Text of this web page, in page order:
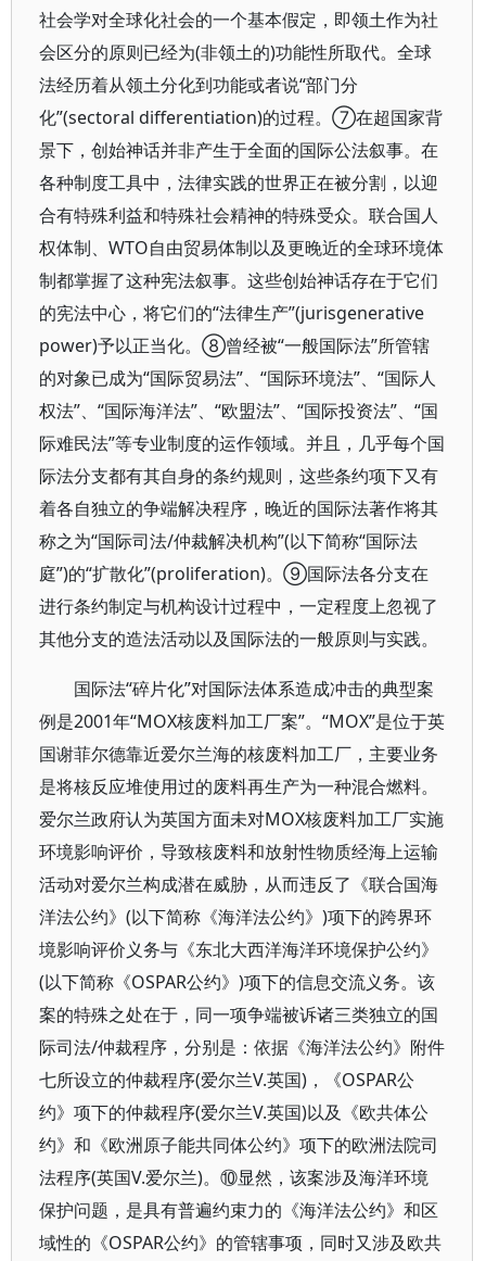
社会学对全球化社会的一个基本假定，即领土作为社
会区分的原则已经为(非领土的)功能性所取代。全球
法经历着从领土分化到功能或者说“部门分
化”(sectoral differentiation)的过程。⑦在超国家背
景下，创始神话并非产生于全面的国际公法叙事。在
各种制度工具中，法律实践的世界正在被分割，以迎
合有特殊利益和特殊社会精神的特殊受众。联合国人
权体制、WTO自由贸易体制以及更晚近的全球环境体
制都掌握了这种宪法叙事。这些创始神话存在于它们
的宪法中心，将它们的“法律生产”(jurisgenerative
power)予以正当化。⑧曾经被“一般国际法”所管辖
的对象已成为“国际贸易法”、“国际环境法”、“国际人
权法”、“国际海洋法”、“欧盟法”、“国际投资法”、“国
际难民法”等专业制度的运作领域。并且，几乎每个国
际法分支都有其自身的条约规则，这些条约项下又有
着各自独立的争端解决程序，晚近的国际法著作将其
称之为“国际司法/仲裁解决机构”(以下简称“国际法
庭”)的“扩散化”(proliferation)。⑨国际法各分支在
进行条约制定与机构设计过程中，一定程度上忽视了
其他分支的造法活动以及国际法的一般原则与实践。
国际法“碎片化”对国际法体系造成冲击的典型案
例是2001年“MOX核废料加工厂案”。“MOX”是位于英
国谢菲尔德靠近爱尔兰海的核废料加工厂，主要业务
是将核反应堆使用过的废料再生产为一种混合燃料。
爱尔兰政府认为英国方面未对MOX核废料加工厂实施
环境影响评价，导致核废料和放射性物质经海上运输
活动对爱尔兰构成潜在威胁，从而违反了《联合国海
洋法公约》(以下简称《海洋法公约》)项下的跨界环
境影响评价义务与《东北大西洋海洋环境保护公约》
(以下简称《OSPAR公约》)项下的信息交流义务。该
案的特殊之处在于，同一项争端被诉诸三类独立的国
际司法/仲裁程序，分别是：依据《海洋法公约》附件
七所设立的仲裁程序(爱尔兰V.英国)，《OSPAR公
约》项下的仲裁程序(爱尔兰V.英国)以及《欧共体公
约》和《欧洲原子能共同体公约》项下的欧洲法院司
法程序(英国V.爱尔兰)。⑩显然，该案涉及海洋环境
保护问题，是具有普遍约束力的《海洋法公约》和区
域性的《OSPAR公约》的管辖事项，同时又涉及欧共